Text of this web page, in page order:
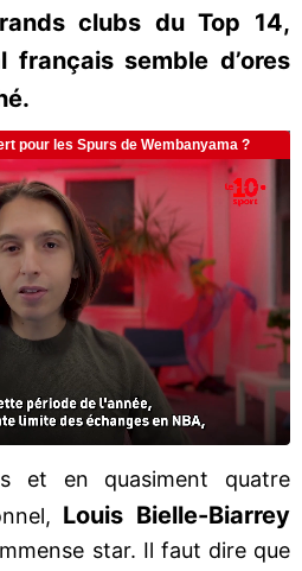
clubs du Top 14,
français semble d’ores
et en quasiment quatre
Louis Bielle-Biarrey
star. Il faut dire que